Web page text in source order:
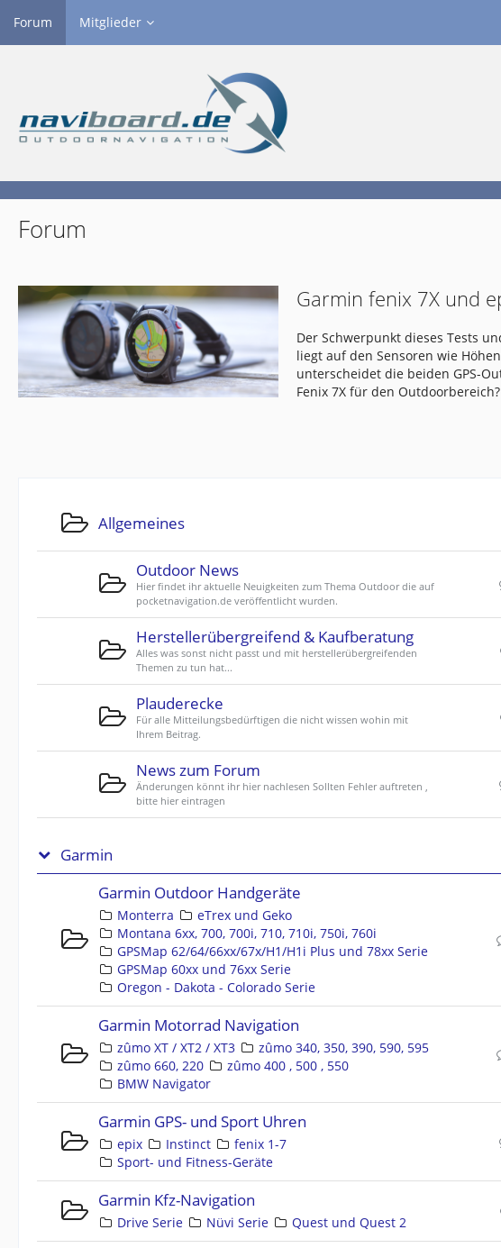
Forum Mitglieder
Forum
Garmin fenix 7X und
Der Schwerpunkt dieses Tests
liegt auf den Sensoren wie
unterscheidet die beiden GPS-
Fenix 7X für den
Allgemeines
Outdoor News
Hier findet ihr aktuelle Neuigkeiten zum Thema Outdoor die auf
pocketnavigation.de veröffentlicht wurden.
Herstellerübergreifend & Kaufberatung
Alles was sonst nicht passt und mit herstellerübergreifenden
Themen zu tun hat...
Plauderecke
Für alle Mitteilungsbedürftigen die nicht wissen wohin mit
Ihrem Beitrag.
News zum Forum
Änderungen könnt ihr hier nachlesen Sollten Fehler auftreten ,
bitte hier eintragen
Garmin
Garmin Outdoor Handgeräte
Monterra
eTrex und Geko
Montana 6xx, 700, 700i, 710, 710i, 750i, 760i
GPSMap 62/64/66xx/67x/H1/H1i Plus und 78xx Serie
GPSMap 60xx und 76xx Serie
Oregon - Dakota - Colorado Serie
Garmin Motorrad Navigation
zûmo XT / XT2 / XT3
zûmo 340, 350, 390, 590, 595
zûmo 660, 220
zûmo 400 , 500 , 550
BMW Navigator
Garmin GPS- und Sport Uhren
epix Instinct
fenix 1-7
Sport- und Fitness-Geräte
Garmin Kfz-Navigation
Drive Serie Nüvi Serie Quest und Quest 2